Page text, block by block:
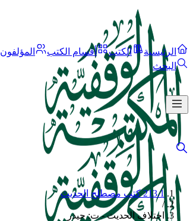
الرئيسية الكتب أقسام الكتب المؤلفون
البحث
213.1 كتب مصطلح الحديث
/
اختلاف الحديث - ت: حيدر